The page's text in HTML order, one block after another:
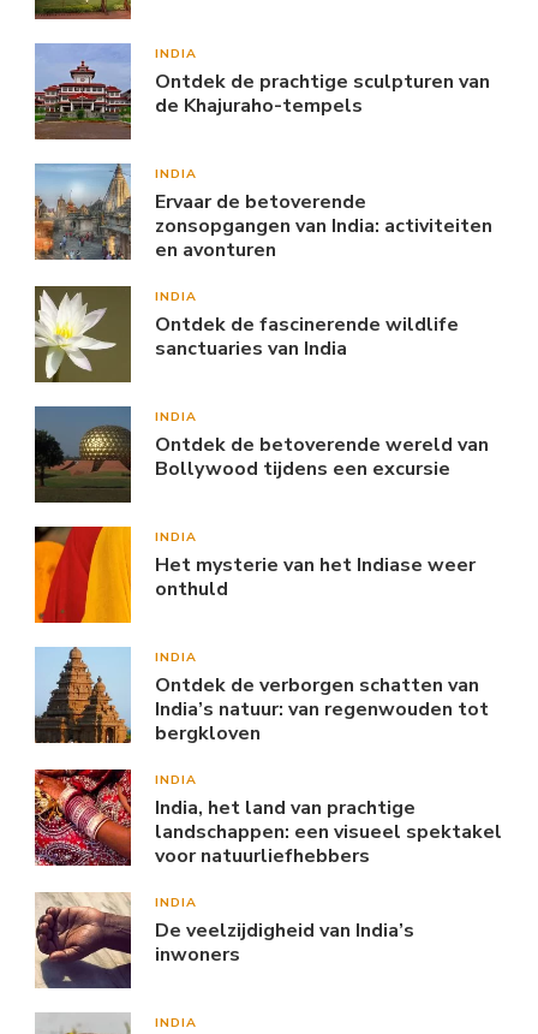
INDIA
Ontdek de prachtige sculpturen van
de Khajuraho-tempels
INDIA
Ervaar de betoverende
zonsopgangen van India: activiteiten
en avonturen
INDIA
Ontdek de fascinerende wildlife
sanctuaries van India
INDIA
Ontdek de betoverende wereld van
Bollywood tijdens een excursie
INDIA
Het mysterie van het Indiase weer
onthuld
INDIA
Ontdek de verborgen schatten van
India’s natuur: van regenwouden tot
bergkloven
INDIA
India, het land van prachtige
landschappen: een visueel spektakel
voor natuurliefhebbers
INDIA
De veelzijdigheid van India’s
inwoners
INDIA